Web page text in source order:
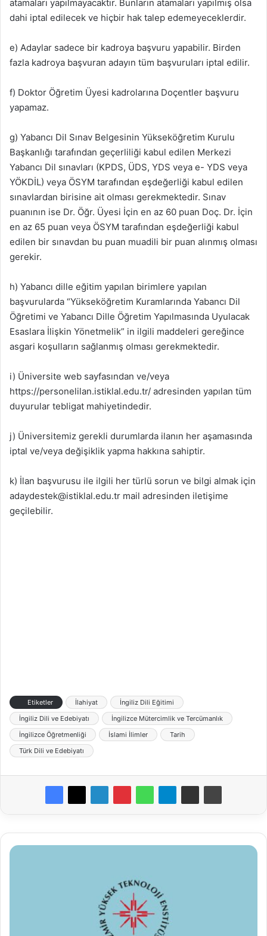
atamaları yapılmayacaktır. Bunların atamaları yapılmış olsa
dahi iptal edilecek ve hiçbir hak talep edemeyeceklerdir.
e) Adaylar sadece bir kadroya başvuru yapabilir. Birden
fazla kadroya başvuran adayın tüm başvuruları iptal edilir.
f) Doktor Öğretim Üyesi kadrolarına Doçentler başvuru
yapamaz.
g) Yabancı Dil Sınav Belgesinin Yükseköğretim Kurulu
Başkanlığı tarafından geçerliliği kabul edilen Merkezi
Yabancı Dil sınavları (KPDS, ÜDS, YDS veya e- YDS veya
YÖKDİL) veya ÖSYM tarafından eşdeğerliği kabul edilen
sınavlardan birisine ait olması gerekmektedir. Sınav
puanının ise Dr. Öğr. Üyesi İçin en az 60 puan Doç. Dr. İçin
en az 65 puan veya ÖSYM tarafından eşdeğerliği kabul
edilen bir sınavdan bu puan muadili bir puan alınmış olması
gerekir.
h) Yabancı dille eğitim yapılan birimlere yapılan
başvurularda “Yükseköğretim Kuramlarında Yabancı Dil
Öğretimi ve Yabancı Dille Öğretim Yapılmasında Uyulacak
Esaslara İlişkin Yönetmelik” in ilgili maddeleri gereğince
asgari koşulların sağlanmış olması gerekmektedir.
i) Üniversite web sayfasından ve/veya
https://personelilan.istiklal.edu.tr/ adresinden yapılan tüm
duyurular tebligat mahiyetindedir.
j) Üniversitemiz gerekli durumlarda ilanın her aşamasında
iptal ve/veya değişiklik yapma hakkına sahiptir.
k) İlan başvurusu ile ilgili her türlü sorun ve bilgi almak için
adaydestek@istiklal.edu.tr mail adresinden iletişime
geçilebilir.
Etiketler İlahiyat
İngiliz Dili Eğitimi
İngiliz Dili ve Edebiyatı
İngilizce Mütercimlik ve Tercümanlık
İngilizce Öğretmenliği
İslami İlimler
Tarih
Türk Dili ve Edebiyatı
İzmir